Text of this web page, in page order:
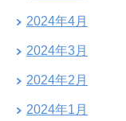
2024年4月
2024年3月
2024年2月
2024年1月